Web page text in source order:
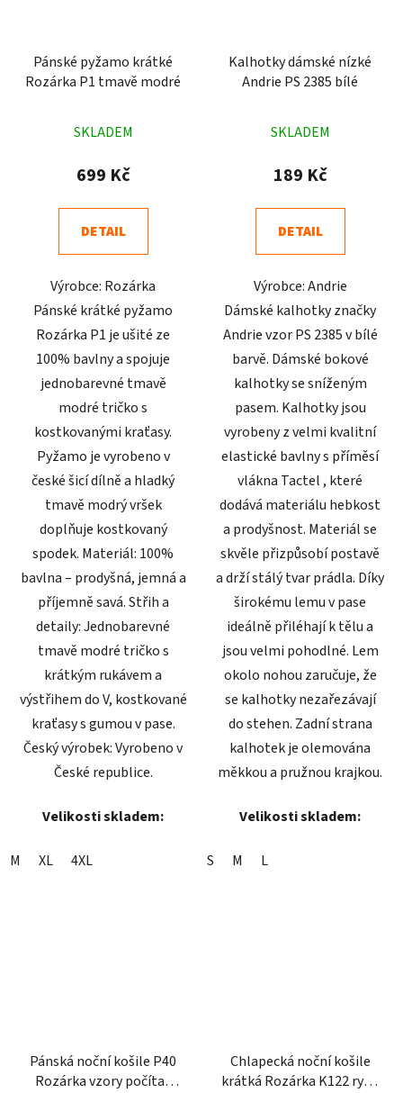
Pánské pyžamo krátké
Rozárka P1 tmavě modré
hodnocení
produktu
4,9
z
hvězdiček.
SKLADEM
699 Kč
DETAIL
Výrobce: Rozárka
Pánské krátké pyžamo
Rozárka P1 je ušité ze
100% bavlny a spojuje
jednobarevné tmavě
modré tričko s
kostkovanými kraťasy.
Pyžamo je vyrobeno v
české šicí dílně a hladký
tmavě modrý vršek
doplňuje kostkovaný
spodek. Materiál: 100%
bavlna – prodyšná, jemná a
příjemně savá. Střih a
detaily: Jednobarevné
tmavě modré tričko s
krátkým rukávem a
výstřihem do V, kostkované
kraťasy s gumou v pase.
Český výrobek: Vyrobeno v
České republice.
Velikosti skladem:
M XL 4XL
Kalhotky dámské nízké
Andrie PS 2385 bílé
hodnocení
produktu
5,0
z
hvězdiček.
SKLADEM
189 Kč
DETAIL
Výrobce: Andrie
Dámské kalhotky značky
Andrie vzor PS 2385 v bílé
barvě. Dámské bokové
kalhotky se sníženým
pasem. Kalhotky jsou
vyrobeny z velmi kvalitní
elastické bavlny s příměsí
vlákna Tactel , které
dodává materiálu hebkost
a prodyšnost. Materiál se
skvěle přizpůsobí postavě
a drží stálý tvar prádla. Díky
širokému lemu v pase
ideálně přiléhají k tělu a
jsou velmi pohodlné. Lem
okolo nohou zaručuje, že
se kalhotky nezařezávají
do stehen. Zadní strana
kalhotek je olemována
měkkou a pružnou krajkou.
Velikosti skladem:
S M L
Pánská noční košile P40
Rozárka vzory počítač
Chlapecká noční košile
krátká Rozárka K122 ryba